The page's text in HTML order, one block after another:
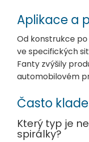
Aplikace a
Od konstrukce
ve specifických
Fanty zvýšily
automobilovém
Často
Který typ je
spirálky?